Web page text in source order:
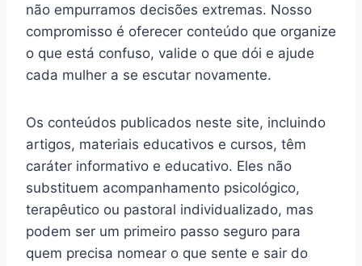
não empurramos decisões extremas. Nosso
compromisso é oferecer conteúdo que organize
o que está confuso, valide o que dói e ajude
cada mulher a se escutar novamente.
Os conteúdos publicados neste site, incluindo
artigos, materiais educativos e cursos, têm
caráter informativo e educativo. Eles não
substituem acompanhamento psicológico,
terapêutico ou pastoral individualizado, mas
podem ser um primeiro passo seguro para
quem precisa nomear o que sente e sair do